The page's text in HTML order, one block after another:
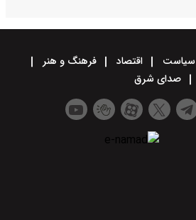
سیاست اقتصاد
فرهنگ و هنر
صدای شرق